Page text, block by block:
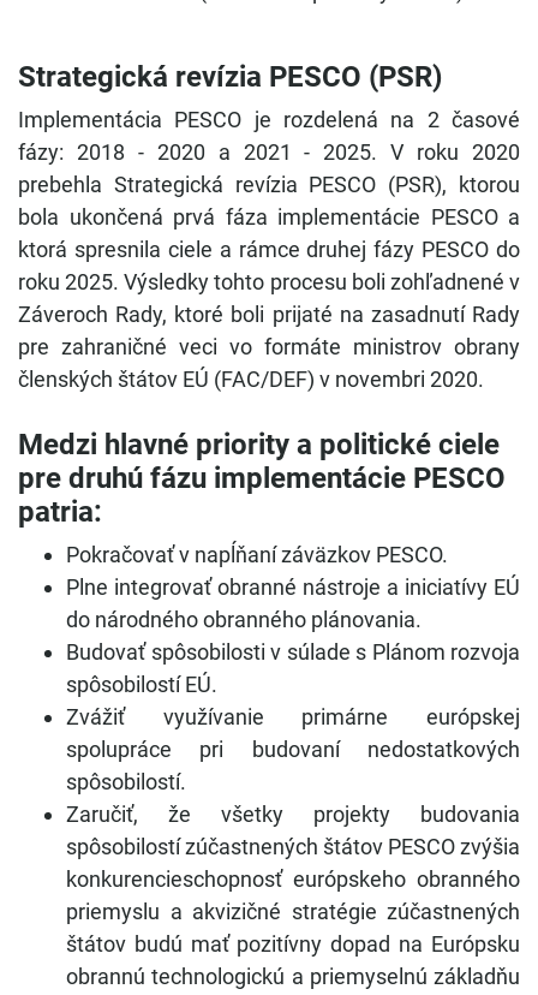
Strategická revízia PESCO (PSR)
Implementácia PESCO je rozdelená na 2 časové
fázy: 2018 - 2020 a 2021 - 2025. V roku 2020
prebehla Strategická revízia PESCO (PSR), ktorou
bola ukončená prvá fáza implementácie PESCO a
ktorá spresnila ciele a rámce druhej fázy PESCO do
roku 2025. Výsledky tohto procesu boli zohľadnené v
Záveroch Rady, ktoré boli prijaté na zasadnutí Rady
pre zahraničné veci vo formáte ministrov obrany
členských štátov EÚ (FAC/DEF) v novembri 2020.
Medzi hlavné priority a politické ciele
pre druhú fázu implementácie PESCO
patria:
Pokračovať v napĺňaní záväzkov PESCO.
Plne integrovať obranné nástroje a iniciatívy EÚ
do národného obranného plánovania.
Budovať spôsobilosti v súlade s Plánom rozvoja
spôsobilostí EÚ.
Zvážiť využívanie primárne európskej
spolupráce pri budovaní nedostatkových
spôsobilostí.
Zaručiť, že všetky projekty budovania
spôsobilostí zúčastnených štátov PESCO zvýšia
konkurencieschopnosť európskeho obranného
priemyslu a akvizičné stratégie zúčastnených
štátov budú mať pozitívny dopad na Európsku
obrannú technologickú a priemyselnú základňu